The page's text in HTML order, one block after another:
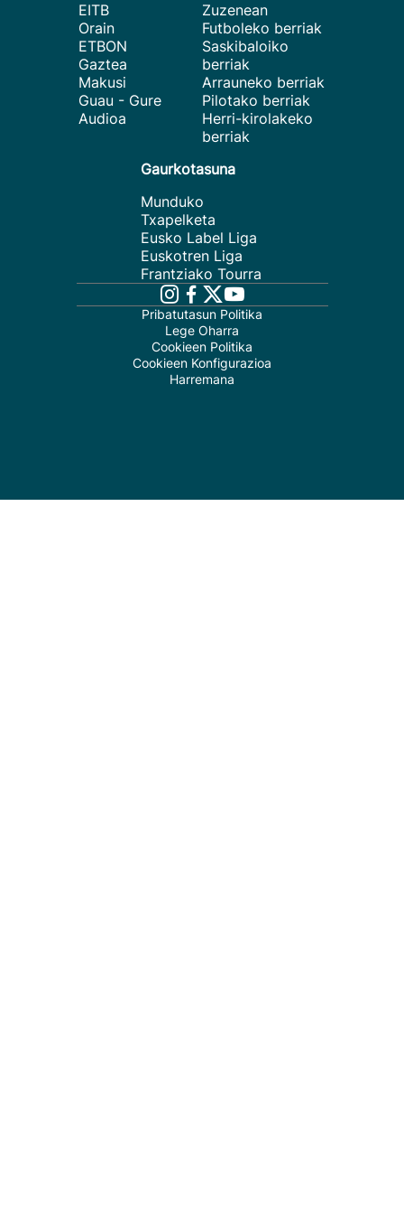
EITB
Orain
ETBON
Gaztea
Makusi
Guau - Gure
Audioa
Zuzenean
Futboleko berriak
Saskibaloiko
berriak
Arrauneko berriak
Pilotako berriak
Herri-kirolakeko
berriak
Gaurkotasuna
Munduko
Txapelketa
Eusko Label Liga
Euskotren Liga
Frantziako Tourra
Pribatutasun Politika
Lege Oharra
Cookieen Politika
Cookieen Konfigurazioa
Harremana